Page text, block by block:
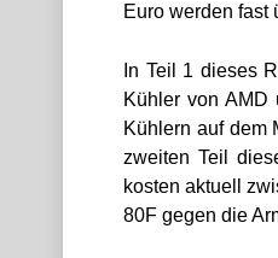
Euro werden fast
In Teil 1 dieses
Kühler von
Kühlern auf dem
zweiten Teil
kosten aktuell
80F gegen die